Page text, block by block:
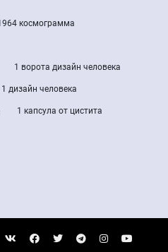
космограмма
1 ворота дизайн человека
1 дизайн человека
1 капсула от цистита